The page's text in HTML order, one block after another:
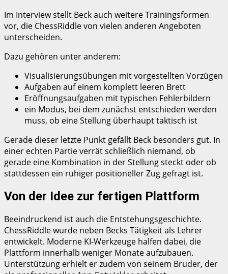
Im Interview stellt Beck auch weitere Trainingsformen
vor, die ChessRiddle von vielen anderen Angeboten
unterscheiden.
Dazu gehören unter anderem:
Visualisierungsübungen mit vorgestellten Vorzügen
Aufgaben auf einem komplett leeren Brett
Eröffnungsaufgaben mit typischen Fehlerbildern
ein Modus, bei dem zunächst entschieden werden
muss, ob eine Stellung überhaupt taktisch ist
Gerade dieser letzte Punkt gefällt Beck besonders gut. In
einer echten Partie verrät schließlich niemand, ob
gerade eine Kombination in der Stellung steckt oder ob
stattdessen ein ruhiger positioneller Zug gefragt ist.
Von der Idee zur fertigen Plattform
Beeindruckend ist auch die Entstehungsgeschichte.
ChessRiddle wurde neben Becks Tätigkeit als Lehrer
entwickelt. Moderne KI-Werkzeuge halfen dabei, die
Plattform innerhalb weniger Monate aufzubauen.
Unterstützung erhielt er zudem von seinem Bruder, der